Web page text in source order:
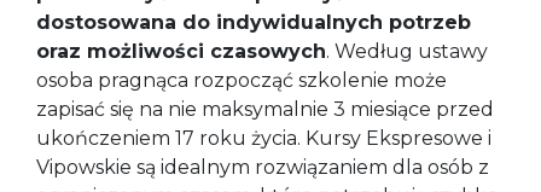
dostosowana do indywidualnych potrzeb
oraz możliwości czasowych. Według ustawy
osoba pragnąca rozpocząć szkolenie może
zapisać się na nie maksymalnie 3 miesiące przed
ukończeniem 17 roku życia. Kursy Ekspresowe i
Vipowskie są idealnym rozwiązaniem dla osób z